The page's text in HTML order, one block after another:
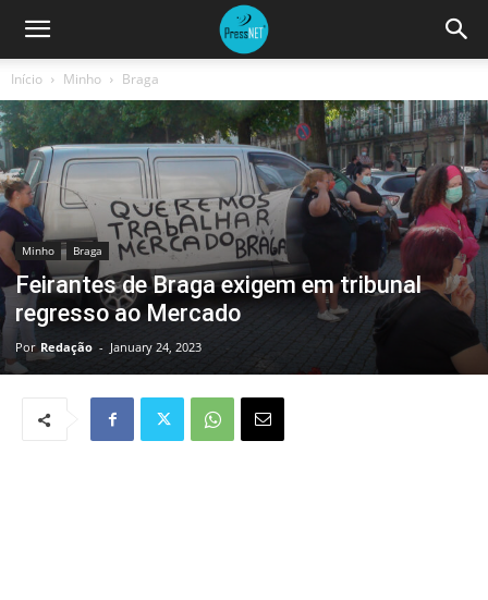
Início Minho Braga
Minho Braga
Feirantes de Braga exigem em tribunal
regresso ao Mercado
Por Redação - January 24, 2023